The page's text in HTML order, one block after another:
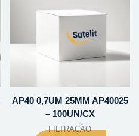
AP40 0,7UM 25MM AP40025
– 100UN/CX
FILTRAÇÃO